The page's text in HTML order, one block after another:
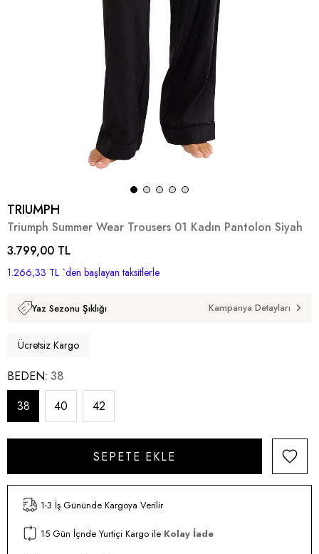
TRIUMPH
Triumph Summer Wear Trousers 01 Kadın Pantolon Siyah
3.799,00 TL
1.266,33 TL `den başlayan taksitlerle
Yaz Sezonu Şıklığı Kampanya Detayları
Ücretsiz Kargo
BEDEN 38
38
40 42
1-3 İş Gününde Kargoya Verilir
15 Gün İçnde Yurtiçi Kargo ile Kolay İade